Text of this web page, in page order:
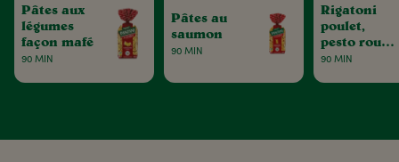
Pâtes aux
légumes
façon mafé
90 MIN
Pâtes au
saumon
90 MIN
Rigatoni
poulet,
pesto rouge
& tomates
90 MIN